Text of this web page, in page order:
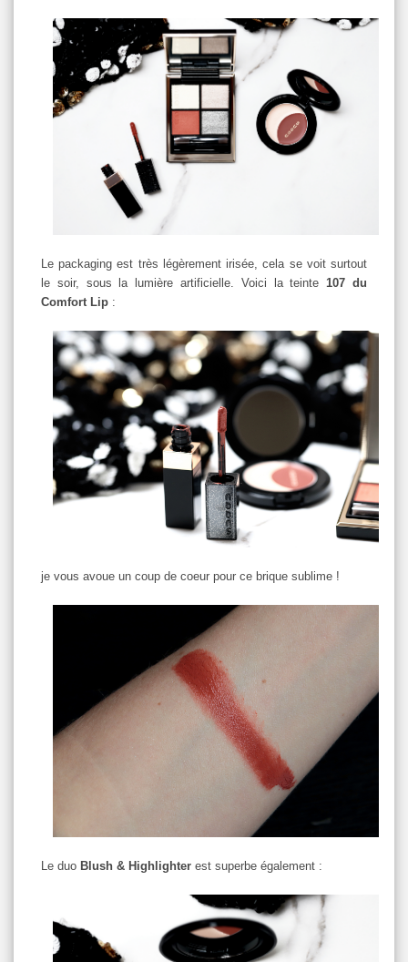
Le packaging est très légèrement irisée, cela se voit surtout
le soir, sous la lumière artificielle. Voici la teinte107 du
Comfort Lip :
je vous avoue un coup de coeur pour ce brique sublime !
Le duo Blush & Highlighter est superbe également :